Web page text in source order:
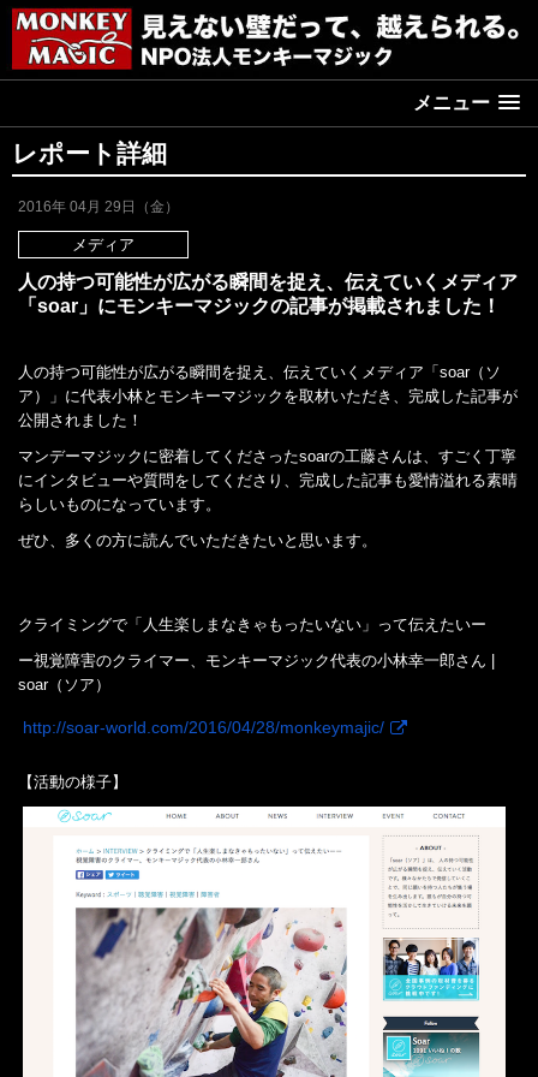
メニュー
レポート詳細
2016年 04月 29日（金）
メディア
人の持つ可能性が広がる瞬間を捉え、伝えていくメディア
「soar」にモンキーマジックの記事が掲載されました！
人の持つ可能性が広がる瞬間を捉え、伝えていくメディア「soar（ソ
ア）」に代表小林とモンキーマジックを取材いただき、完成した記事が
公開されました！
マンデーマジックに密着してくださったsoarの工藤さんは、すごく丁寧
にインタビューや質問をしてくださり、完成した記事も愛情溢れる素晴
らしいものになっています。
ぜひ、多くの方に読んでいただきたいと思います。
クライミングで「人生楽しまなきゃもったいない」って伝えたいー
ー視覚障害のクライマー、モンキーマジック代表の小林幸一郎さん |
soar（ソア）
http://soar-world.com/2016/04/28/monkeymajic/
【活動の様子】